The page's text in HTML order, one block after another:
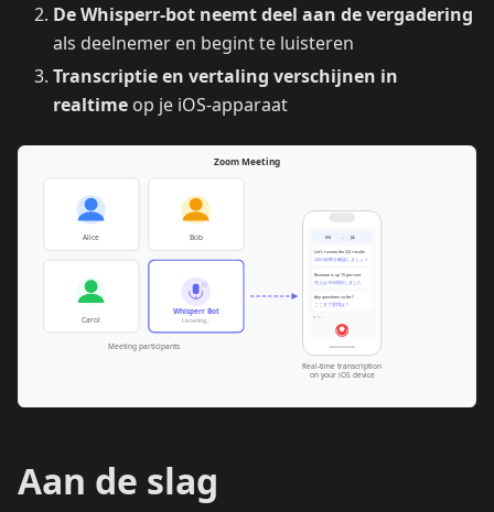
De Whisperr-bot neemt deel aan de vergadering
als deelnemer en begint te luisteren
Transcriptie en vertaling verschijnen in
realtime op je iOS-apparaat
Aan de slag